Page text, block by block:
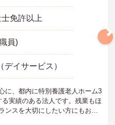
免許以上
員)
デイサービス）
に、都内に特別養護老人ホーム3
実績のある法人です。残業もほ
ンスを大切にしたい方にもおす